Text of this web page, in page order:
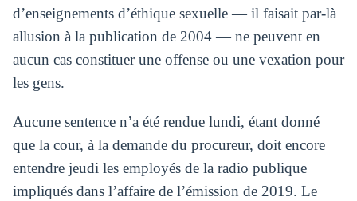
d’enseignements d’éthique sexuelle — il faisait par-là
allusion à la publication de 2004 — ne peuvent en
aucun cas constituer une offense ou une vexation pour
les gens.
Aucune sentence n’a été rendue lundi, étant donné
que la cour, à la demande du procureur, doit encore
entendre jeudi les employés de la radio publique
impliqués dans l’affaire de l’émission de 2019. Le